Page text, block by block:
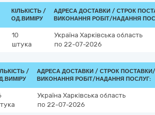
КІЛЬКІСТЬ /
ОД.ВИМІРУ
АДРЕСА ДОСТАВКИ / СТРОК
ВИКОНАННЯ РОБІТ/НАДАННЯ
10
штука
Україна Харківська область
по 22-07-2026
/
АДРЕСА ДОСТАВКИ / СТРОК ПОСТАВКИ/
ВИКОНАННЯ РОБІТ/НАДАННЯ ПОСЛУГ:
Україна Харківська область
по 22-07-2026